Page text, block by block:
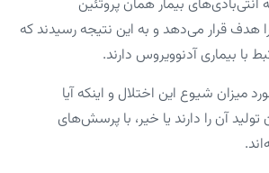
بیمار همان پروتئین
هدف قرار می‌دهد و به این نتیجه رسیدند که
با بیماری آدنوویروس دارند.
میزان شیوع این اختلال و اینکه آیا
آن را دارند یا خیر، با پرسش‌های